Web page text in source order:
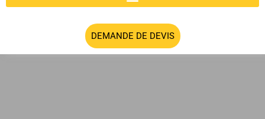
DEMANDE DE DEVIS